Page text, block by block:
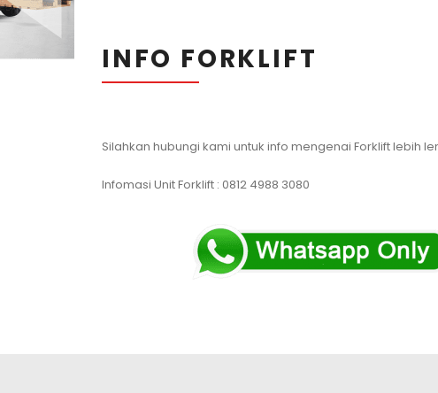
INFO FORKLIFT
Silahkan hubungi kami untuk info mengenai Forklift lebih
Infomasi Unit Forklift : 0812 4988 3080